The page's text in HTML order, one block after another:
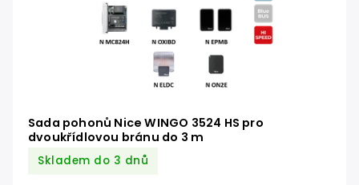
Sada pohonů Nice WINGO 3524 HS pro
dvoukřídlovou bránu do 3 m
Skladem do 3 dnů